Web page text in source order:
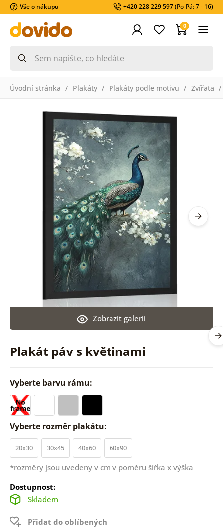
Vše o nákupu +420 228 229 597(Po-Pá: 7 - 16)
0
Úvodní stránka Plakáty Plakáty podle motivu Zvířata
Plakát páv s květinami
Zobrazit galerii
Vyberte barvu rámu:
Vyberte rozměr plakátu:
20x30 30x45 40x60 60x90
*rozměry jsou uvedeny v cm v poměru šířka x výška
Dostupnost:
Skladem
Přidat do oblíbených